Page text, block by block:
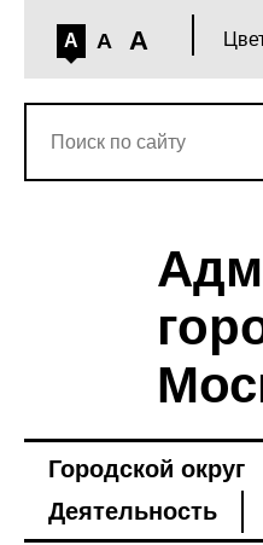
A A A
Городской округ
Деятельность